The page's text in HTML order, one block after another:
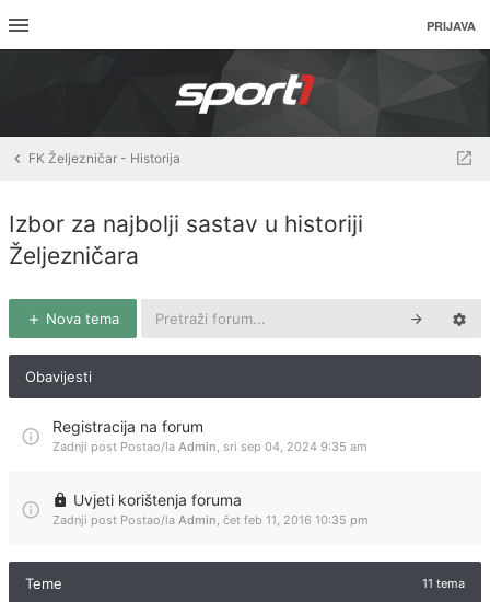
PRIJAVA
FK Željezničar - Historija
Izbor za najbolji sastav u historiji
Željezničara
Nova tema
Obavijesti
Registracija na forum
Zadnji post Postao/la Admin, sri sep 04, 2024 9:35 am
Uvjeti korištenja foruma
Zadnji post Postao/la Admin, čet feb 11, 2016 10:35 pm
Teme 11 tema